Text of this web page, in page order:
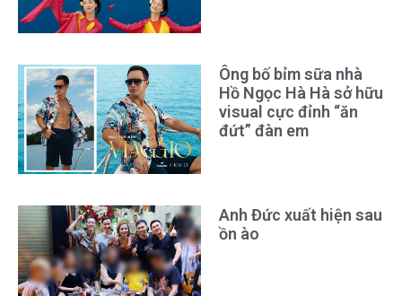
Ông bố bỉm sữa nhà
Hồ Ngọc Hà Hà sở hữu
visual cực đỉnh “ăn
đứt” đàn em
Anh Đức xuất hiện sau
ồn ào